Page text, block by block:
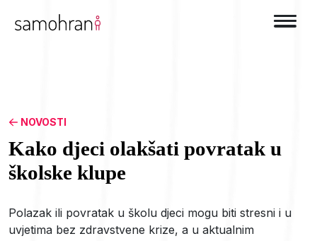
NOVOSTI
Kako djeci olakšati povratak u
školske klupe
Polazak ili povratak u školu djeci mogu biti stresni i u
uvjetima bez zdravstvene krize, a u aktualnim